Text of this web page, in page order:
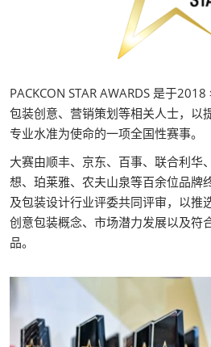
PACKCON STAR AWARDS 是于
包装创意、营销策划等相关人士，以
专业水准为使命的一项全国性赛事。
大赛由顺丰、京东、百事、联合利华
想、珀莱雅、农夫山泉等百余位品牌
及包装设计行业评委共同评审，以推
创意包装概念、市场潜力发展以及符
品。